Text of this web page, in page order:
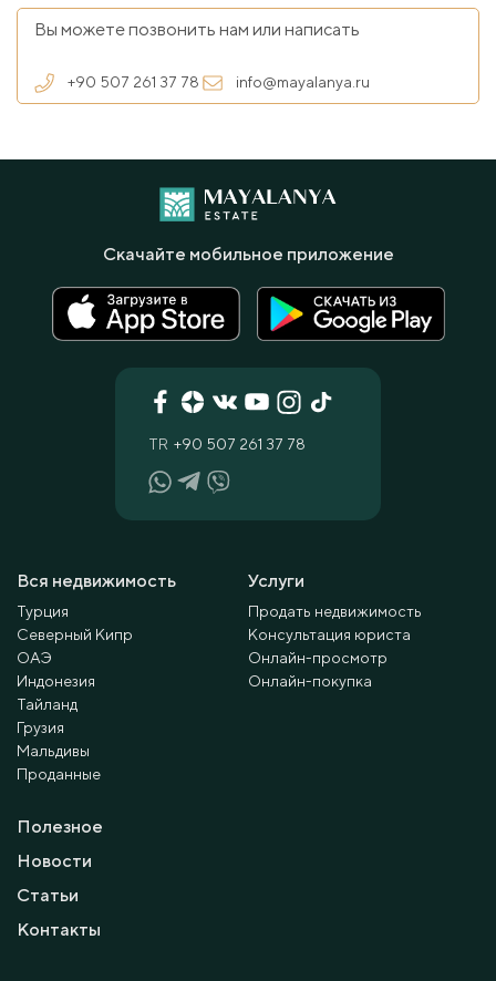
Вы можете позвонить нам или написать
+90 507 261 37 78 info@mayalanya.ru
Вся недвижимость
Турция
Северный Кипр
ОАЭ
Индонезия
Тайланд
Грузия
Мальдивы
Проданные
Услуги
Продать недвижимость
Консультация юриста
Онлайн-просмотр
Онлайн-покупка
Полезное
Новости
Статьи
Контакты
TR +90 507 261 37 78
Скачайте мобильное приложение